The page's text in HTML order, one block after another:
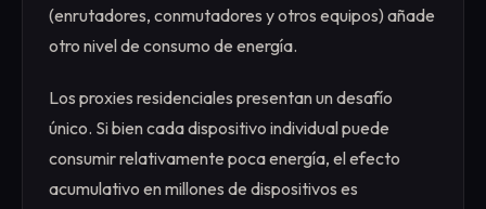
(enrutadores, conmutadores y otros equipos) añade
otro nivel de consumo de energía.
Los proxies residenciales presentan un desafío
único. Si bien cada dispositivo individual puede
consumir relativamente poca energía, el efecto
acumulativo en millones de dispositivos es